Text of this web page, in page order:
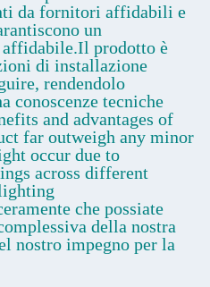
da fornitori affidabili e
un
prodotto è
di installazione
rendendolo
conoscenze tecniche
and advantages of
far outweigh any minor
occur due to
across different
che possiate
della nostra
nostro impegno per la